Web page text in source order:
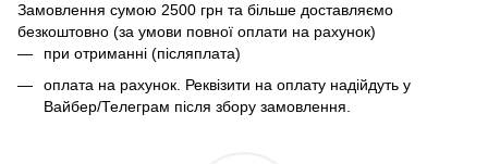
Замовлення сумою 2500 грн та більше доставляємо
безкоштовно (за умови повної оплати на рахунок)
при отриманні (післяплата)
оплата на рахунок. Реквізити на оплату надійдуть у
Вайбер/Телеграм після збору замовлення.